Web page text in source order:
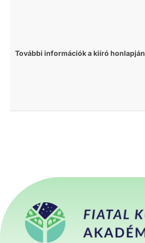
További információk a kiíró honlapján